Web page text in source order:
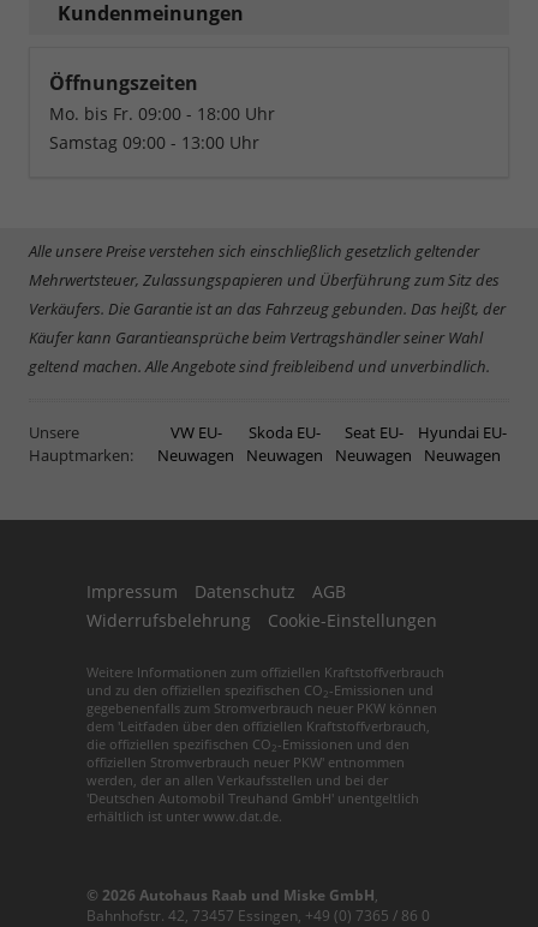
Kundenmeinungen
Öffnungszeiten
Mo. bis Fr. 09:00 - 18:00 Uhr
Samstag 09:00 - 13:00 Uhr
Alle unsere Preise verstehen sich einschließlich gesetzlich geltender
Mehrwertsteuer, Zulassungspapieren und Überführung zum Sitz des
Verkäufers. Die Garantie ist an das Fahrzeug gebunden. Das heißt, der
Käufer kann Garantieansprüche beim Vertragshändler seiner Wahl
geltend machen. Alle Angebote sind freibleibend und unverbindlich.
Unsere
Hauptmarken:
VW EU-
Neuwagen
Skoda EU-
Neuwagen
Seat EU-
Neuwagen
Hyundai EU-
Neuwagen
Impressum Datenschutz
AGB
Widerrufsbelehrung
Cookie-Einstellungen
Weitere Informationen zum offiziellen Kraftstoffverbrauch
und zu den offiziellen spezifischen CO2 -Emissionen und
gegebenenfalls zum Stromverbrauch neuer PKW können
dem 'Leitfaden über den offiziellen Kraftstoffverbrauch,
die offiziellen spezifischen CO2 -Emissionen und den
offiziellen Stromverbrauch neuer PKW' entnommen
werden, der an allen Verkaufsstellen und bei der
'Deutschen Automobil Treuhand GmbH' unentgeltlich
erhältlich ist unter www.dat.de.
© 2026 Autohaus Raab und Miske GmbH,
Bahnhofstr. 42, 73457 Essingen, +49 (0) 7365 / 86 0